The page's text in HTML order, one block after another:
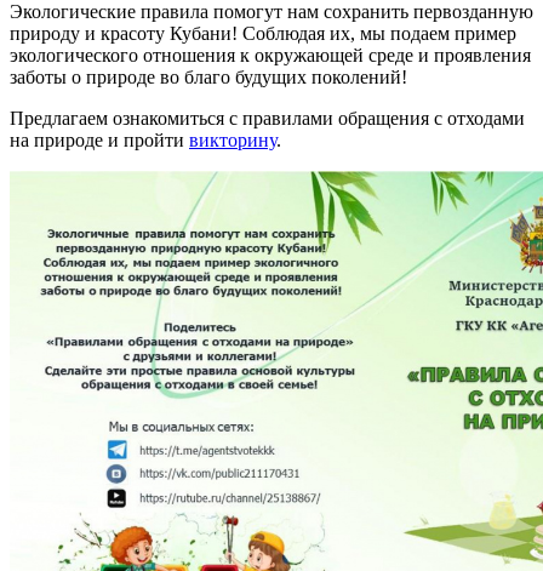
Экологические правила помогут нам сохранить первозданную
природу и красоту Кубани! Соблюдая их, мы подаем пример
экологического отношения к окружающей среде и проявления
заботы о природе во благо будущих поколений!
Предлагаем ознакомиться с правилами обращения с отходами
на природе и пройти викторину.